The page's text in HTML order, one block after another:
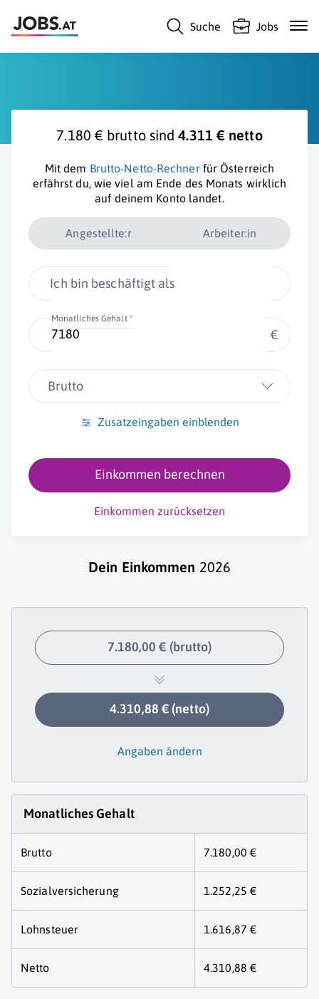
Suche Jobs
7.180 € brutto sind4.311 € netto
Mit dem Brutto-Netto-Rechnerfür Österreich
erfährst du, wie viel am Ende des Monats wirklich
auf deinem Konto landet.
Angestellte:r Arbeiter:in
Ich bin beschäftigt als
Monatliches Gehalt *
€
Brutto
Zusatzeingaben einblenden
Einkommen berechnen
Einkommen zurücksetzen
Dein Einkommen 2026
7.180,00 € (brutto)
4.310,88 € (netto)
Angaben ändern
Monatliches Gehalt
Brutto 7.180,00 €
Sozialversicherung 1.252,25 €
Lohnsteuer 1.616,87 €
Netto 4.310,88 €